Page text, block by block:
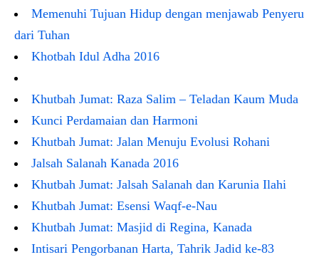
Memenuhi Tujuan Hidup dengan menjawab Penyeru
dari Tuhan
Khotbah Idul Adha 2016
Khutbah Jumat: Raza Salim – Teladan Kaum Muda
Kunci Perdamaian dan Harmoni
Khutbah Jumat: Jalan Menuju Evolusi Rohani
Jalsah Salanah Kanada 2016
Khutbah Jumat: Jalsah Salanah dan Karunia Ilahi
Khutbah Jumat: Esensi Waqf-e-Nau
Khutbah Jumat: Masjid di Regina, Kanada
Intisari Pengorbanan Harta, Tahrik Jadid ke-83